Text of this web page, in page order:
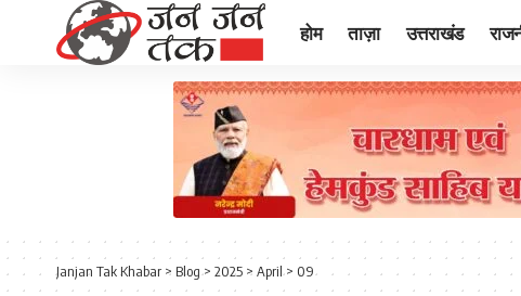
होम ताज़ा उत्तराखंड
Janjan Tak Khabar > Blog> 2025 > April> 09